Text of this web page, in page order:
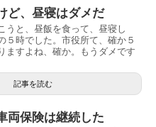
ど、昼寝はダメだ
うと、昼飯を食って、昼寝し
５時でした。市役所て、確か５
ますよね、確か。もうダメです
記事を読む
両保険は継続した